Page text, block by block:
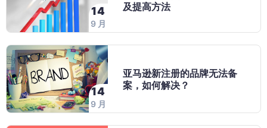
14
9 月
及提高方法
14
9 月
亚马逊新注册的品牌无法备
案，如何解决？